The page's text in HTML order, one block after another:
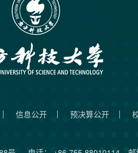
信息公开 预决算公开